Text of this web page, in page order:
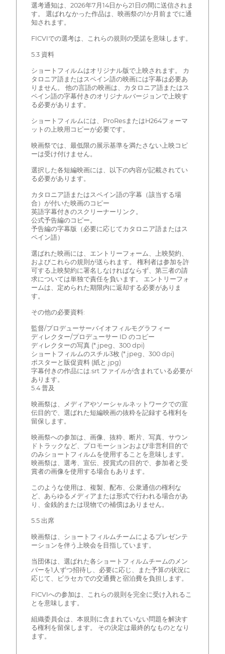
選考通知は、2026年7月14日から21日の間に送信されま
す。 選ばれなかった作品は、映画祭の1か月前までに通
知されます。
FICVIでの選考は、これらの規則の受諾を意味します。
5.3 資料
ショートフィルムはオリジナル版で上映されます。 カ
タロニア語またはスペイン語の映画には字幕は必要あ
りません。 他の言語の映画は、カタロニア語またはス
ペイン語の字幕付きのオリジナルバージョンで上映す
る必要があります。
ショートフィルムには、ProResまたはH264フォーマ
ットの上映用コピーが必要です。
映画祭では、最低限の展示基準を満たさない上映コピ
ーは受け付けません。
選択した各短編映画には、以下の内容が記載されてい
る必要があります。
カタロニア語またはスペイン語の字幕（該当する場
合）が付いた映画のコピー
英語字幕付きのスクリーナーリンク。
公式予告編のコピー。
予告編の字幕版（必要に応じてカタロニア語またはス
ペイン語）
選ばれた映画には、エントリーフォーム、上映契約、
およびこれらの規則が送られます。 権利者は参加を許
可する上映契約に署名しなければならず、第三者の請
求については単独で責任を負います。 エントリーフォ
ームは、定められた期限内に返却する必要がありま
す。
その他の必要資料:
監督/プロデューサーバイオフィルモグラフィー
ディレクター/プロデューサー ID のコピー
ディレクターの写真 (*.jpeg、300 dpi)
ショートフィルムのスチル3枚 (*.jpeg、300 dpi)
ポスターと販促資料 (紙と.jpg)
字幕付きの作品には.srt ファイルが含まれている必要が
あります。
5.4 普及
映画祭は、メディアやソーシャルネットワークでの宣
伝目的で、選ばれた短編映画の抜粋を記録する権利を
留保します。
映画祭への参加は、画像、抜粋、断片、写真、サウン
ドトラックなど、プロモーションおよび非営利目的で
のみショートフィルムを使用することを意味します。
映画祭は、選考、宣伝、授賞式の目的で、参加者と受
賞者の画像を使用する場合もあります。
このような使用は、複製、配布、公衆通信の権利な
ど、あらゆるメディアまたは形式で行われる場合があ
り、金銭的または現物での補償はありません。
5.5 出席
映画祭は、ショートフィルムチームによるプレゼンテ
ーションを伴う上映会を目指しています。
当団体は、選ばれた各ショートフィルムチームのメン
バーを1人ずつ招待し、必要に応じ、また予算の状況に
応じて、ビラセカでの交通費と宿泊費を負担します。
FICVIへの参加は、これらの規則を完全に受け入れるこ
とを意味します。
組織委員会は、本規則に含まれていない問題を解決す
る権利を留保します。 その決定は最終的なものとなり
ます。